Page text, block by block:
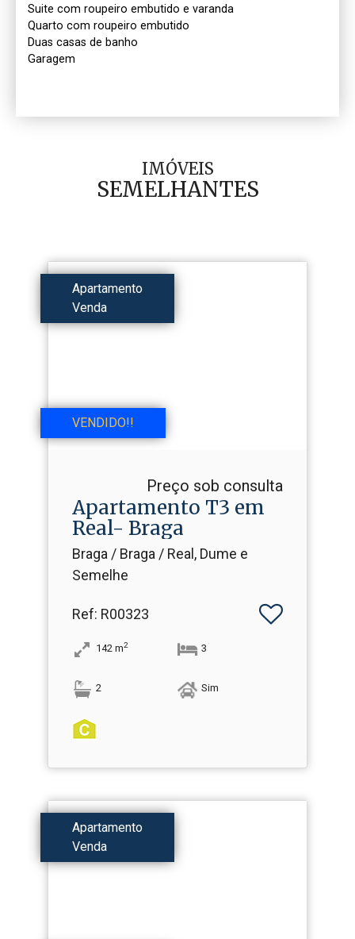
Suite com roupeiro embutido e varanda
Quarto com roupeiro embutido
Duas casas de banho
Garagem
IMÓVEIS
SEMELHANTES
Apartamento
Venda
VENDIDO!!
Preço sob consulta
Apartamento T3 em
Real- Braga
Braga / Braga / Real, Dume e
Semelhe
Ref: R00323
142 m2 3
2 Sim
Apartamento
Venda